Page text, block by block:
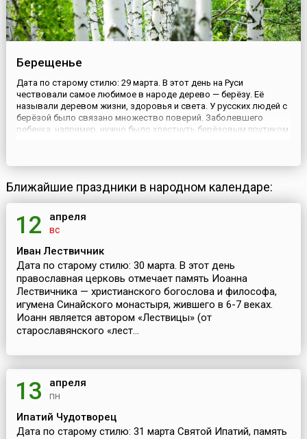
Берещенье
Дата по старому стилю: 29 марта. В этот день на Руси
чествовали самое любимое в народе дерево — берёзу. Её
называли деревом жизни, здоровья и света. У русских людей с
берёзой было связано множество поверий. Заболевшего
ребенка, например, нужно было хлестнуть берёзовым прутиком
без...
Ближайшие праздники в народном календаре:
12 апреля
вс
Иван Лествичник
Дата по старому стилю: 30 марта. В этот день
православная церковь отмечает память Иоанна
Лествичника — христианского богослова и философа,
игумена Синайского монастыря, жившего в 6-7 веках.
Иоанн является автором «Лествицы» (от
старославянского «лест...
13 апреля
пн
Ипатий Чудотворец
Дата по старому стилю: 31 марта Святой Ипатий, память